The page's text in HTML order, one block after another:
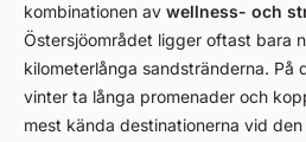
kombinationen av wellness- och
Östersjöområdet ligger oftast bara
kilometerlånga sandstränderna. På
vinter ta långa promenader och
mest kända destinationerna vid